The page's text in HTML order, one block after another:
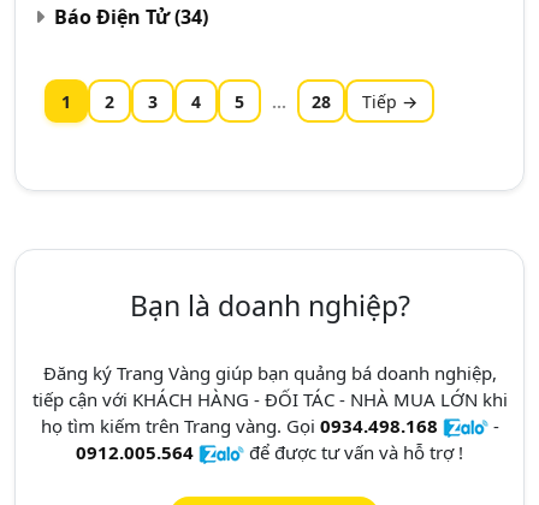
Báo Điện Tử(34)
1 2 3 4 5 ... 28 Tiếp →
Bạn là doanh nghiệp?
Đăng ký Trang Vàng giúp bạn quảng bá doanh nghiệp,
tiếp cận với KHÁCH HÀNG - ĐỐI TÁC - NHÀ MUA LỚN khi
họ tìm kiếm trên Trang vàng. Gọi 0934.498.168
-
0912.005.564
để được tư vấn và hỗ trợ !